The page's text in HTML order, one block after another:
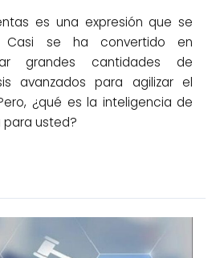
es una expresión que se
Casi se ha convertido en
grandes cantidades de
avanzados para agilizar el
¿qué es la inteligencia de
para usted?